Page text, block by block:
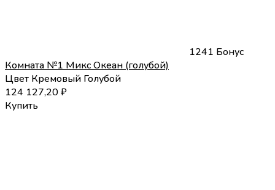
1241 Бонус
Комната №1 Микс Океан (голубой)
Цвет Кремовый Голубой
124 127,20₽
Купить